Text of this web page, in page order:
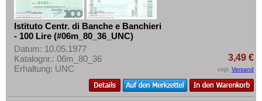
Istituto Centr. di Banche e Banchieri
- 100 Lire (#06m_80_36_UNC)
Datum: 10.05.1977
Katalognr.: 06m_80_36
Erhaltung: UNC
3,49 €
zzgl. Versand